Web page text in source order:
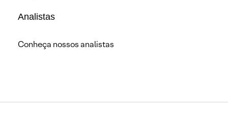
Analistas
Conheça nossos analistas